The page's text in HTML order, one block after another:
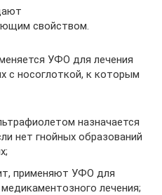
свойством.
УФО для лечения
с носоглоткой, к которым
назначается
нет гнойных образований
применяют УФО для
лечения;